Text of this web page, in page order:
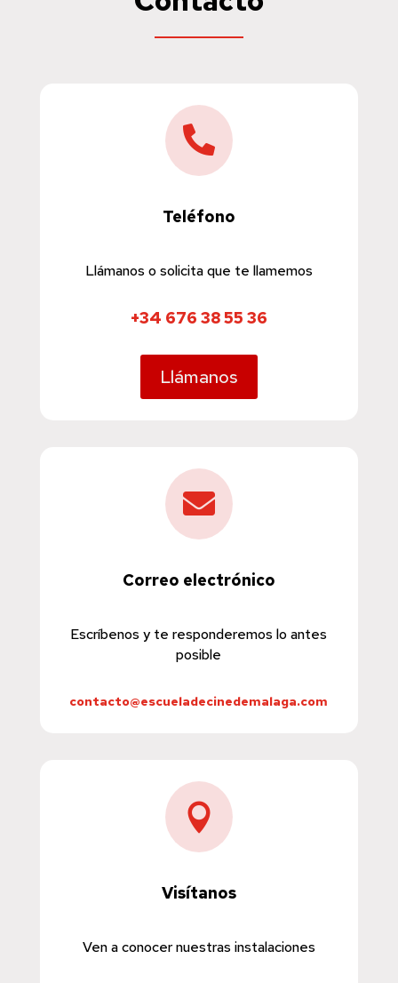

Teléfono
Llámanos o solicita que te llamemos
+34 676 38 55 36
Llámanos

Correo electrónico
Escríbenos y te responderemos lo antes
posible
contacto@escueladecinedemalaga.com

Visítanos
Ven a conocer nuestras instalaciones